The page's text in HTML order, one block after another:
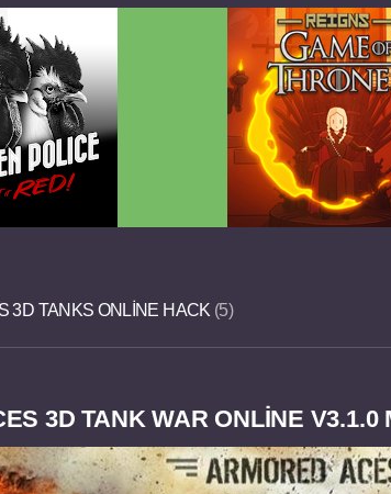
3D TANKS ONLINE HACK 5
3D TANK WAR ONLINE V3.1.0